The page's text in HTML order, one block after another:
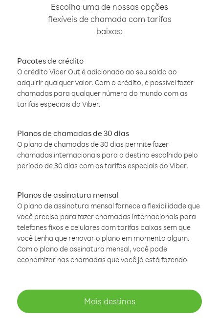
Escolha uma de nossas opções
flexíveis de chamada com tarifas
baixas:
Pacotes de crédito
O crédito Viber Out é adicionado ao seu saldo ao
adquirir qualquer valor. Com o crédito, é possível fazer
chamadas para qualquer número do mundo com as
tarifas especiais do Viber.
Planos de chamadas de 30 dias
O plano de chamadas de 30 dias permite fazer
chamadas internacionais para o destino escolhido pelo
período de 30 dias com as tarifas especiais do Viber.
Planos de assinatura mensal
O plano de assinatura mensal fornece a flexibilidade que
você precisa para fazer chamadas internacionais para
telefones fixos e celulares com tarifas baixas sem que
você tenha que renovar o plano em momento algum.
Com o plano de assinatura mensal, você pode
economizar nas chamadas que você já está fazendo
Mais destinos